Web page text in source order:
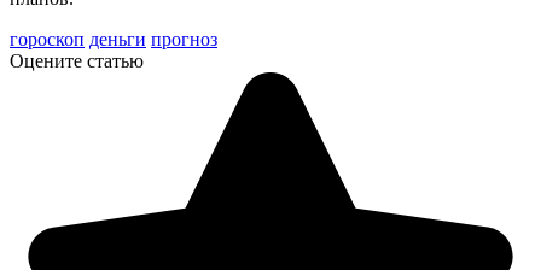
гороскоп деньги прогноз
Оцените статью